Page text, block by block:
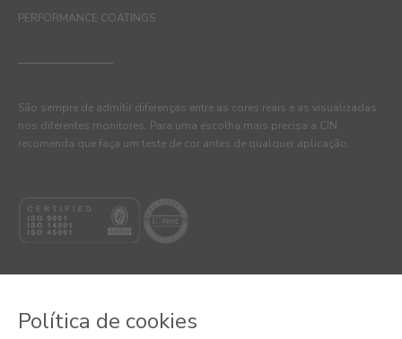
PERFORMANCE COATINGS
São sempre de admitir diferenças entre as cores reais e as visualizadas
nos diferentes monitores. Para uma escolha mais precisa a CIN
recomenda que faça um teste de cor antes de qualquer aplicação.
Política de cookies